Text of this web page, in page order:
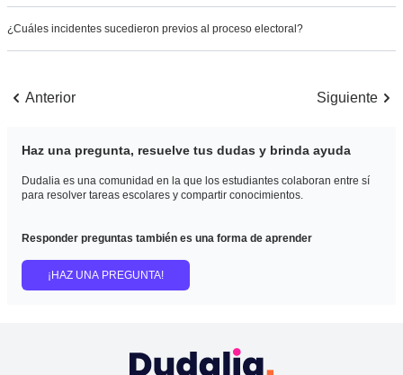
¿Cuáles incidentes sucedieron previos al proceso electoral?
Anterior Siguiente
Haz una pregunta, resuelve tus dudas y brinda ayuda
Dudalia es una comunidad en la que los estudiantes colaboran entre sí
para resolver tareas escolares y compartir conocimientos.
Responder preguntas también es una forma de aprender
¡HAZ UNA PREGUNTA!